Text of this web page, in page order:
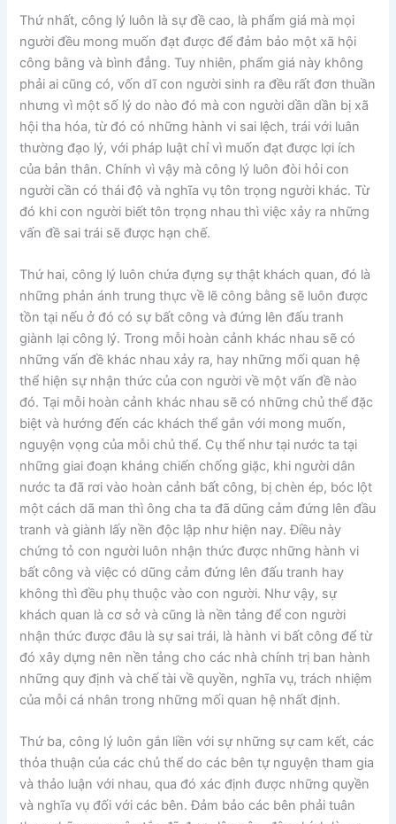
Thứ nhất, công lý luôn là sự đề cao, là phẩm giá mà mọi
người đều mong muốn đạt được để đảm bảo một xã hội
công bằng và bình đẳng. Tuy nhiên, phẩm giá này không
phải ai cũng có, vốn dĩ con người sinh ra đều rất đơn thuần
nhưng vì một số lý do nào đó mà con người dần dần bị xã
hội tha hóa, từ đó có những hành vi sai lệch, trái với luân
thường đạo lý, với pháp luật chỉ vì muốn đạt được lợi ích
của bản thân. Chính vì vậy mà công lý luôn đòi hỏi con
người cần có thái độ và nghĩa vụ tôn trọng người khác. Từ
đó khi con người biết tôn trọng nhau thì việc xảy ra những
vấn đề sai trái sẽ được hạn chế.
Thứ hai, công lý luôn chứa đựng sự thật khách quan, đó là
những phản ánh trung thực về lẽ công bằng sẽ luôn được
tồn tại nếu ở đó có sự bất công và đứng lên đấu tranh
giành lại công lý. Trong mỗi hoàn cảnh khác nhau sẽ có
những vấn đề khác nhau xảy ra, hay những mối quan hệ
thể hiện sự nhận thức của con người về một vấn đề nào
đó. Tại mỗi hoàn cảnh khác nhau sẽ có những chủ thể đặc
biệt và hướng đến các khách thể gắn với mong muốn,
nguyện vọng của mỗi chủ thể. Cụ thể như tại nước ta tại
những giai đoạn kháng chiến chống giặc, khi người dân
nước ta đã rơi vào hoàn cảnh bất công, bị chèn ép, bóc lột
một cách dã man thì ông cha ta đã dũng cảm đứng lên đầu
tranh và giành lấy nền độc lập như hiện nay. Điều này
chứng tỏ con người luôn nhận thức được những hành vi
bất công và việc có dũng cảm đứng lên đấu tranh hay
không thì đều phụ thuộc vào con người. Như vậy, sự
khách quan là cơ sở và cũng là nền tảng để con người
nhận thức được đâu là sự sai trái, là hành vi bất công để từ
đó xây dựng nên nền tảng cho các nhà chính trị ban hành
những quy định và chế tài về quyền, nghĩa vụ, trách nhiệm
của mỗi cá nhân trong những mối quan hệ nhất định.
Thứ ba, công lý luôn gắn liền với sự những sự cam kết, các
thỏa thuận của các chủ thể do các bên tự nguyện tham gia
và thảo luận với nhau, qua đó xác định được những quyền
và nghĩa vụ đối với các bên. Đảm bảo các bên phải tuân